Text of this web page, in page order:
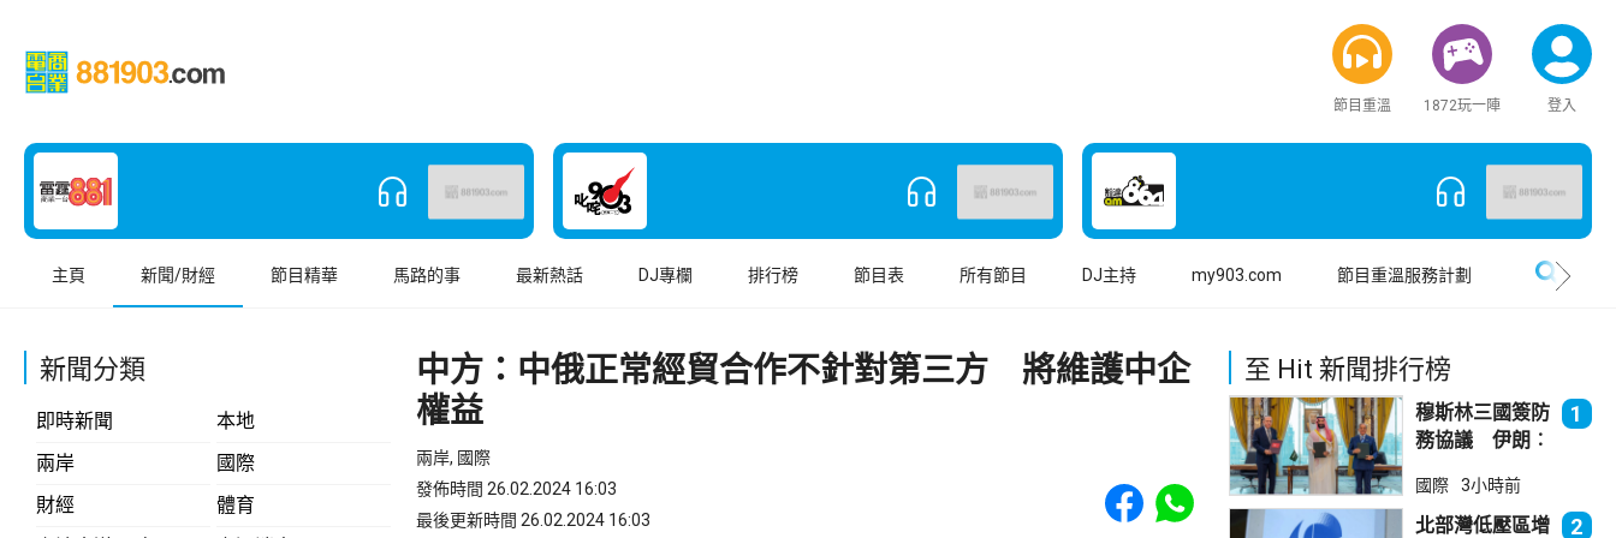
節目重溫 1872玩一陣 登入
主頁 新聞/財經 節目精華 馬路的事 最新熱話 DJ專欄 排行榜 節目表 所有節目 DJ主持 my903.com 節目重溫服務計劃
新聞分類
即時新聞
本地
兩岸
國際
財經
體育
中方：中俄正常經貿合作不針對第三方 將維護中企
權益
兩岸, 國際
發佈時間 26.02.2024 16:03
最後更新時間 26.02.2024 16:03
Share to Facebook
Share to WhatsApp
至 Hit 新聞排行榜
穆斯林三國簽防
務協議 伊朗︰
安全
1
國際 3小時前
北部灣低壓區增 2